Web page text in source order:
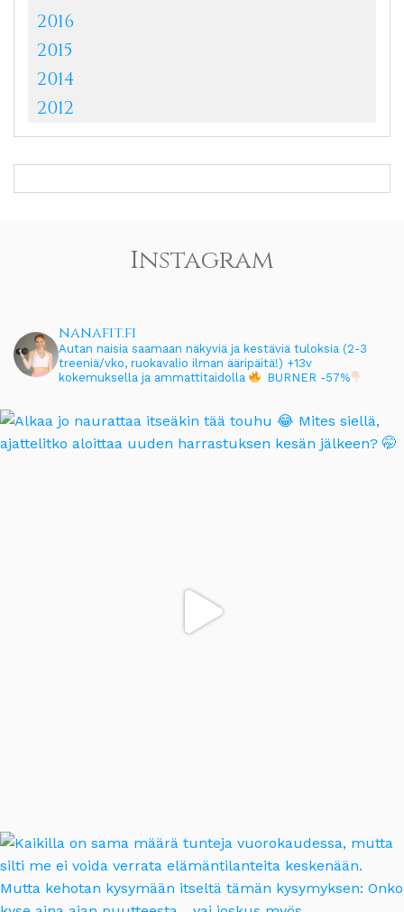
2016
2015
2014
2012
Instagram
nanafit.fi
Autan naisia saamaan näkyviä ja kestäviä tuloksia (2-3
treeniä/vko, ruokavalio ilman ääripäitä!) +13v
kokemuksella ja ammattitaidolla
BURNER -57%